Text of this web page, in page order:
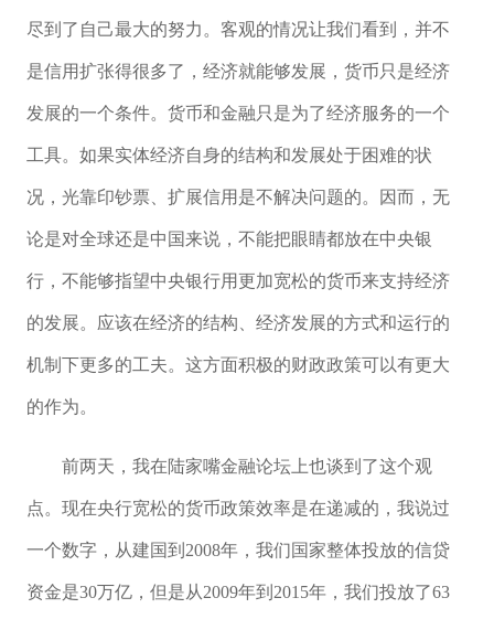
尽到了自己最大的努力。客观的情况让我们看到，并不
是信用扩张得很多了，经济就能够发展，货币只是经济
发展的一个条件。货币和金融只是为了经济服务的一个
工具。如果实体经济自身的结构和发展处于困难的状
况，光靠印钞票、扩展信用是不解决问题的。因而，无
论是对全球还是中国来说，不能把眼睛都放在中央银
行，不能够指望中央银行用更加宽松的货币来支持经济
的发展。应该在经济的结构、经济发展的方式和运行的
机制下更多的工夫。这方面积极的财政政策可以有更大
的作为。
前两天，我在陆家嘴金融论坛上也谈到了这个观
点。现在央行宽松的货币政策效率是在递减的，我说过
一个数字，从建国到2008年，我们国家整体投放的信贷
资金是30万亿，但是从2009年到2015年，我们投放了63